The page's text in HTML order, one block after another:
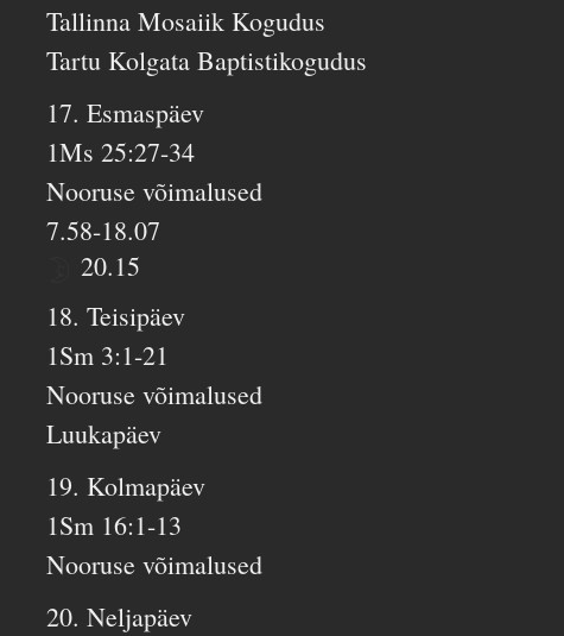
Tallinna Mosaiik Kogudus
Tartu Kolgata Baptistikogudus
17. Esmaspäev
1Ms 25:27-34
Nooruse võimalused
7.58-18.07
20.15
18. Teisipäev
1Sm 3:1-21
Nooruse võimalused
Luukapäev
19. Kolmapäev
1Sm 16:1-13
Nooruse võimalused
20. Neljapäev